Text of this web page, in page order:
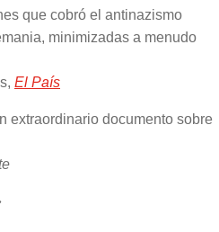
que cobró el antinazismo
minimizadas a menudo
El País
extraordinario documento sobre